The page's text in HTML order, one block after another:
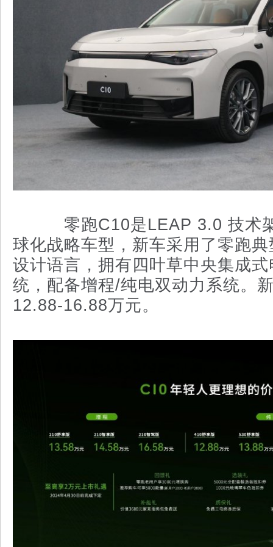
零跑C10是LEAP 3.0 技术
球化战略车型，新车采用了零跑
设计语言，拥有四叶草中央集成
统，配备增程/纯电双动力系统。
12.88-16.88万元。